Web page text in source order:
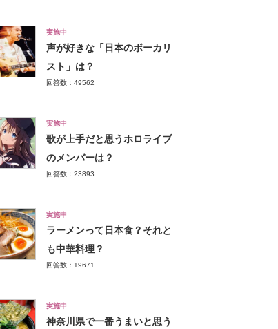
実施中
声が好きな「日本のボーカリ
スト」は？
回答数：49562
実施中
歌が上手だと思うホロライブ
のメンバーは？
回答数：23893
実施中
ラーメンって日本食？それと
も中華料理？
回答数：19671
実施中
神奈川県で一番うまいと思う